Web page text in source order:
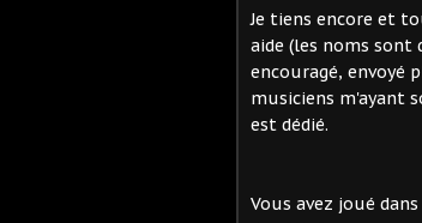
Je tiens encore et
aide (les noms sont
encouragé, envoyé
musiciens m'ayant
est dédié.
Vous avez joué